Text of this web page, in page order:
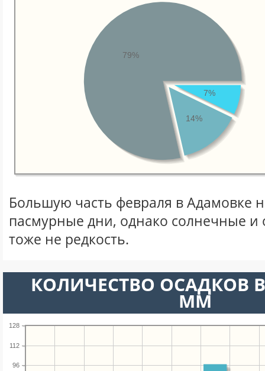
7%
14%
79%
Большую часть февраля в Адамовке
пасмурные дни, однако солнечные
тоже не редкость.
КОЛИЧЕСТВО ОСАДКОВ
ММ
96
112
128